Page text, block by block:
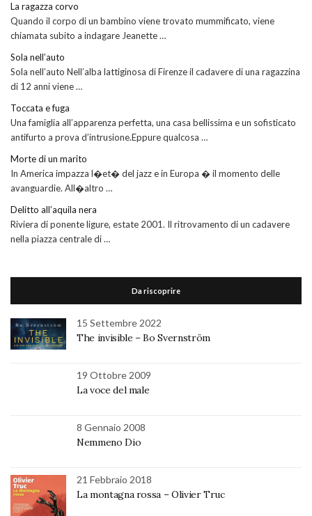
La ragazza corvo
Quando il corpo di un bambino viene trovato mummificato, viene
chiamata subito a indagare Jeanette …
Sola nell’auto
Sola nell’auto Nell’alba lattiginosa di Firenze il cadavere di una ragazzina
di 12 anni viene …
Toccata e fuga
Una famiglia all’apparenza perfetta, una casa bellissima e un sofisticato
antifurto a prova d’intrusione.Eppure qualcosa …
Morte di un marito
In America impazza l�et� del jazz e in Europa � il momento delle
avanguardie. All�altro …
Delitto all’aquila nera
Riviera di ponente ligure, estate 2001. Il ritrovamento di un cadavere
nella piazza centrale di …
Da riscoprire
15 Settembre 2022
The invisible – Bo Svernström
19 Ottobre 2009
La voce del male
8 Gennaio 2008
Nemmeno Dio
21 Febbraio 2018
La montagna rossa – Olivier Truc